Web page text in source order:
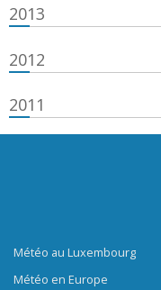
2013
2012
2011
Météo au Luxembourg
Météo en Europe